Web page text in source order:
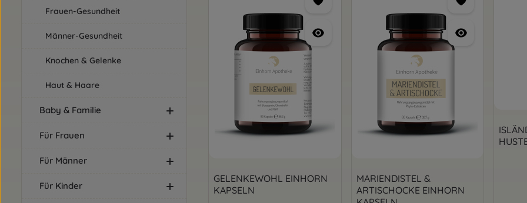
Frauen-Gesundheit
Männer-Gesundheit
Knochen & Gelenke
Haut & Haare
Baby & Familie
Für Frauen
Für Männer
Für Kinder
GELENKEWOHL EINHORN
KAPSELN
MARIENDISTEL &
ARTISCHOCKE EINHORN